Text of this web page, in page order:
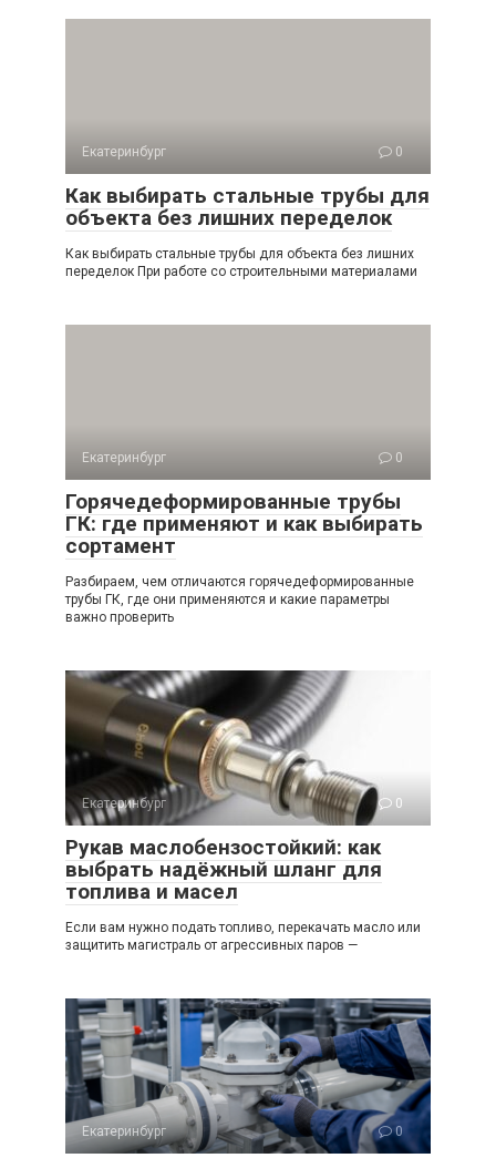
Екатеринбург 0
Как выбирать стальные трубы для
объекта без лишних переделок
Как выбирать стальные трубы для объекта без лишних
переделок При работе со строительными материалами
Екатеринбург 0
Горячедеформированные трубы
ГК: где применяют и как выбирать
сортамент
Разбираем, чем отличаются горячедеформированные
трубы ГК, где они применяются и какие параметры
важно проверить
Екатеринбург 0
Рукав маслобензостойкий: как
выбрать надёжный шланг для
топлива и масел
Если вам нужно подать топливо, перекачать масло или
защитить магистраль от агрессивных паров —
Екатеринбург 0